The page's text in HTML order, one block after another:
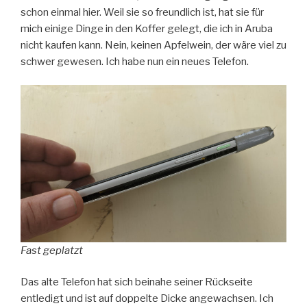
schon einmal hier. Weil sie so freundlich ist, hat sie für
mich einige Dinge in den Koffer gelegt, die ich in Aruba
nicht kaufen kann. Nein, keinen Apfelwein, der wäre viel zu
schwer gewesen. Ich habe nun ein neues Telefon.
Fast geplatzt
Das alte Telefon hat sich beinahe seiner Rückseite
entledigt und ist auf doppelte Dicke angewachsen. Ich